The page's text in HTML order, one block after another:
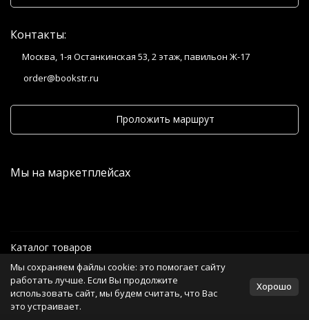
Контакты:
Москва, 1-я Останкинская 53, 2 этаж, павильон Ж-17
order@bookstr.ru
Проложить маршрут
Мы на маркетплейсах
Каталог товаров
Информация
Мы сохраняем файлы cookie: это помогает сайту
работать лучше. Если Вы продолжите
использовать сайт, мы будем считать, что Вас
это устраивает.
Хорошо